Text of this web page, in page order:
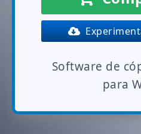
Software de
para